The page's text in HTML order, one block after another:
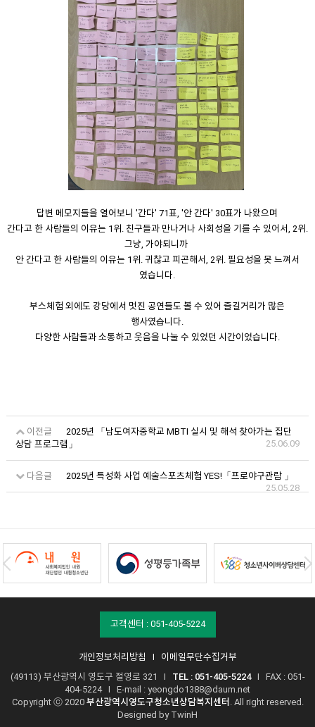
답변 메모지들을 열어보니 '간다' 71표, '안 간다' 30표가 나왔으며
간다고 한 사람들의 이유는 1위. 친구들과 만나거나 사회성을 기를 수 있어서, 2위.
그냥, 가야되니까
안 간다고 한 사람들의 이유는 1위. 귀찮고 피곤해서, 2위. 필요성을 못 느껴서
였습니다.
부스체험 외에도 강당에서 멋진 공연들도 볼 수 있어 즐길거리가 많은
행사였습니다.
다양한 사람들과 소통하고 웃음을 나눌 수 있었던 시간이었습니다.
이전글
2025년 「남도여자중학교 MBTI 실시 및 해석 찾아가는 집단
상담 프로그램」
25.06.09
다음글
2025년 특성화 사업 예술스포츠체험 YES!「프로야구관람 」
25.05.28
고객센터 : 051-405-5224
개인정보처리방침 I 이메일무단수집거부
(49113) 부산광역시 영도구 절영로 321 I TEL : 051-405-5224I FAX : 051-
404-5224 I E-mail : yeongdo1388@daum.net
Copyright ⓒ 2020 부산광역시영도구청소년상담복지센터 . All right reserved.
Designed by TwinH